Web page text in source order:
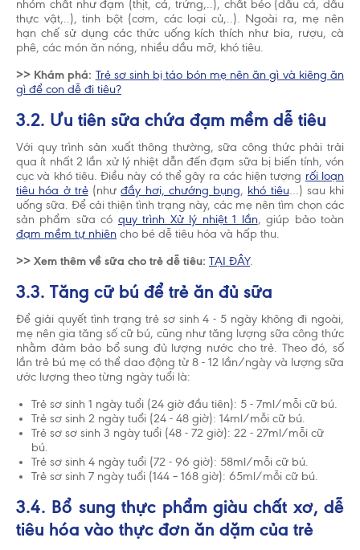
nhóm chất như đạm (thịt, cá, trứng,..), chất béo (dầu cá, dầu
thực vật,..), tinh bột (cơm, các loại củ,..). Ngoài ra, mẹ nên
hạn chế sử dụng các thức uống kích thích như bia, rượu, cà
phê, các món ăn nóng, nhiều dầu mỡ, khó tiêu.
>> Khám phá: Trẻ sơ sinh bị táo bón mẹ nên ăn gì và kiêng ăn
gì để con dễ đi tiêu?
3.2. Ưu tiên sữa chứa đạm mềm dễ tiêu
Với quy trình sản xuất thông thường, sữa công thức phải trải
qua ít nhất 2 lần xử lý nhiệt dẫn đến đạm sữa bị biến tính, vón
cục và khó tiêu. Điều này có thể gây ra các hiện tượng rối loạn
tiêu hóa ở trẻ(nhưđầy hơi, chướng bụng, khó tiêu…) sau khi
uống sữa. Để cải thiện tình trạng này, các mẹ nên tìm chọn các
sản phẩm sữa có quy trình Xử lý nhiệt 1 lần, giúp bảo toàn
đạm mềm tự nhiên cho bé dễ tiêu hóa và hấp thu.
>> Xem thêm về sữa cho trẻ dễ tiêu: TẠI ĐÂY.
3.3. Tăng cữ bú để trẻ ăn đủ sữa
Để giải quyết tình trạng trẻ sơ sinh 4 - 5 ngày không đi ngoài,
mẹ nên gia tăng số cữ bú, cũng như tăng lượng sữa công thức
nhằm đảm bảo bổ sung đủ lượng nước cho trẻ. Theo đó, số
lần trẻ bú mẹ có thể dao động từ 8 - 12 lần/ngày và lượng sữa
ước lượng theo từng ngày tuổi là:
Trẻ sơ sinh 1 ngày tuổi (24 giờ đầu tiên): 5 - 7ml/mỗi cữ bú.
Trẻ sơ sinh 2 ngày tuổi (24 - 48 giờ): 14ml/mỗi cữ bú.
Trẻ sơ sơ sinh 3 ngày tuổi (48 - 72 giờ): 22 - 27ml/mỗi cữ
bú.
Trẻ sơ sinh 4 ngày tuổi (72 - 96 giờ): 58ml/mỗi cữ bú.
Trẻ sơ sinh 7 ngày tuổi (144 – 168 giờ): 65ml/mỗi cữ bú.
3.4. Bổ sung thực phẩm giàu chất xơ, dễ
tiêu hóa vào thực đơn ăn dặm của trẻ